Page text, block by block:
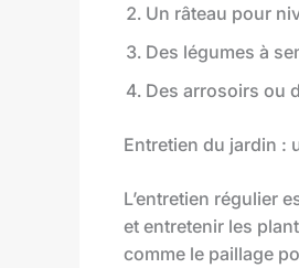
Un râteau pour
Des légumes à
Des arrosoirs ou
Entretien du jardin :
L’entretien régulier
et entretenir les
comme le paillage